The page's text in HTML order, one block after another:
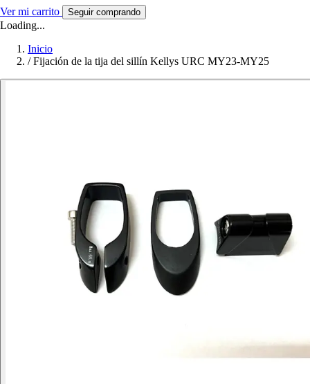
Ver mi carrito Seguir comprando
Loading...
Inicio
/ Fijación de la tija del sillín Kellys URC MY23-MY25